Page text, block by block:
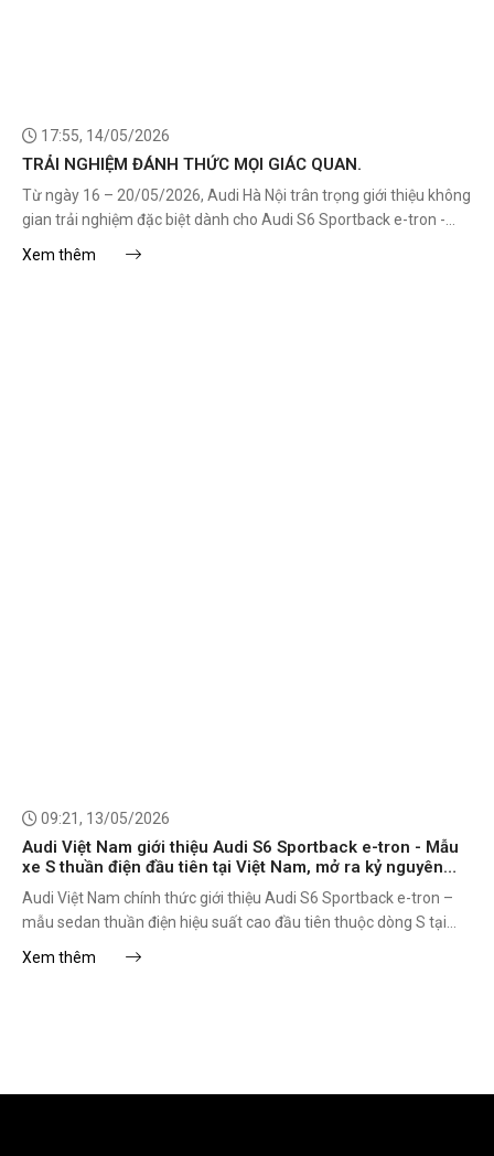
17:55, 14/05/2026
TRẢI NGHIỆM ĐÁNH THỨC MỌI GIÁC QUAN.
Từ ngày 16 – 20/05/2026, Audi Hà Nội trân trọng giới thiệu không
gian trải nghiệm đặc biệt dành cho Audi S6 Sportback e-tron -
Xem thêm
09:21, 13/05/2026
Audi Việt Nam giới thiệu Audi S6 Sportback e-tron - Mẫu
xe S thuần điện đầu tiên tại Việt Nam, mở ra kỷ nguyên
hiệu suất điện hóa mới.
Audi Việt Nam chính thức giới thiệu Audi S6 Sportback e-tron –
mẫu sedan thuần điện hiệu suất cao đầu tiên thuộc dòng S tại
Xem thêm